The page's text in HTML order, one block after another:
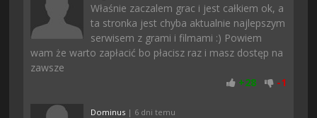
Właśnie zaczalem grac i jest całkiem ok, a
ta stronka jest chyba aktualnie najlepszym
serwisem z grami i filmami :) Powiem
wam że warto zapłacić bo płacisz raz i masz dostęp na
zawsze
+28 -1
Dominus | 6 dni temu